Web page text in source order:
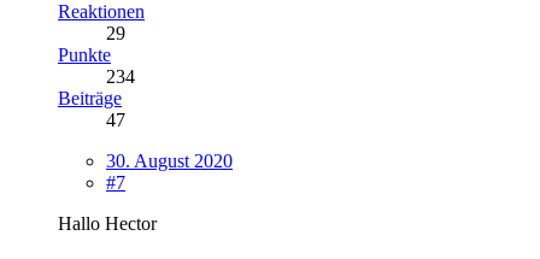
Reaktionen
29
Punkte
234
Beiträge
47
30. August 2020
#7
Hallo Hector